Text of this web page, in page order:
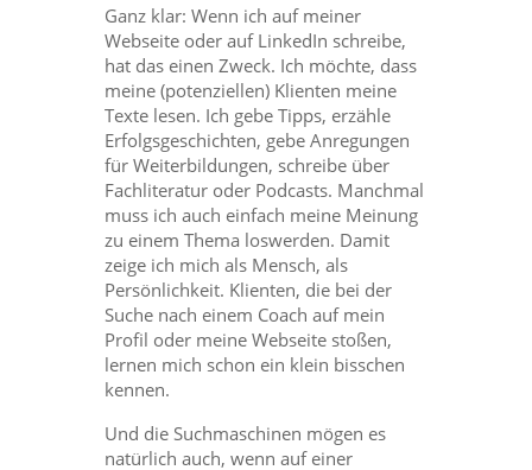
Ganz klar: Wenn ich auf meiner
Webseite oder auf LinkedIn schreibe,
hat das einen Zweck. Ich möchte, dass
meine (potenziellen) Klienten meine
Texte lesen. Ich gebe Tipps, erzähle
Erfolgsgeschichten, gebe Anregungen
für Weiterbildungen, schreibe über
Fachliteratur oder Podcasts. Manchmal
muss ich auch einfach meine Meinung
zu einem Thema loswerden. Damit
zeige ich mich als Mensch, als
Persönlichkeit. Klienten, die bei der
Suche nach einem Coach auf mein
Profil oder meine Webseite stoßen,
lernen mich schon ein klein bisschen
kennen.
Und die Suchmaschinen mögen es
natürlich auch, wenn auf einer